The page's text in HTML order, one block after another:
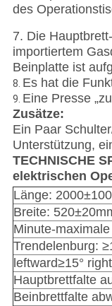
des
7. Die
importiertem
Beinplatte ist
8. Es hat die
9. Eine Presse
Zusätze:
Ein Paar
Unterstützung,
TECHNISCHE
elektrischen
Länge:
Breite:
Minute-
Trendelenburg:
leftward≥15°
Hauptbrettfalte
Beinbrettfalte